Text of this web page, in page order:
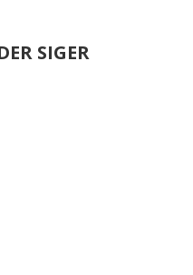
SIGER